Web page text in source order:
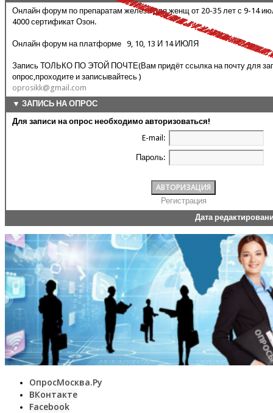
Онлайн форум по препаратам железа для женщ от 20-35 лет с 9-14
4000 сертификат Озон.
Онлайн форум на платформе 9, 10, 13 И 14 ИЮЛЯ
Запись ТОЛЬКО ПО ЭТОЙ ПОЧТЕ(Вам придёт ссылка на почту для
опрос,проходите и записывайтесь )
oprosikk@gmail.com
▼ ЗАПИСЬ НА ОПРОС
Для записи на опрос необходимо авторизоваться!
E-mail:
Пароль:
Регистрация
Дата
ОпросМосква.Ру
ВКонтакте
Facebook